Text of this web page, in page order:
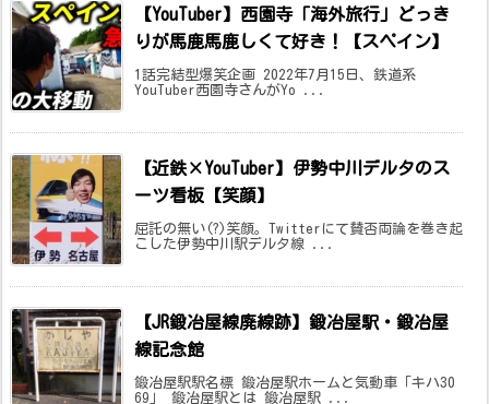
【YouTuber】西園寺「海外旅行」どっき
りが馬鹿馬鹿しくて好き！【スペイン】
1話完結型爆笑企画 2022年7月15日、鉄道系
YouTuber西園寺さんがYo ...
【近鉄×YouTuber】伊勢中川デルタのス
ーツ看板【笑顔】
屈託の無い(?)笑顔。Twitterにて賛否両論を巻き起
こした伊勢中川駅デルタ線 ...
【JR鍛冶屋線廃線跡】鍛冶屋駅・鍛冶屋
線記念館
鍛冶屋駅駅名標 鍛冶屋駅ホームと気動車「キハ30
69」 鍛冶屋駅とは 鍛冶屋駅 ...